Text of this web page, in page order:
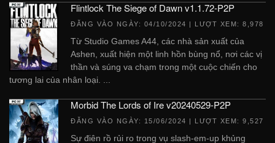
Flintlock The Siege of Dawn v1.1.72-P2P
ĐĂNG VÀO NGÀY: 04/10/2024 | LƯỢT XEM: 8,978
Từ Studio Games A44, các nhà sản xuất của
Ashen, xuất hiện một linh hồn bùng nổ, nơi các vị
thần và súng va chạm trong một cuộc chiến cho
tương lai của nhân loại. ...
Morbid The Lords of Ire v20240529-P2P
ĐĂNG VÀO NGÀY: 15/06/2024 | LƯỢT XEM: 9,527
Sự điên rồ rủi ro trong vụ slash-em-up khủng